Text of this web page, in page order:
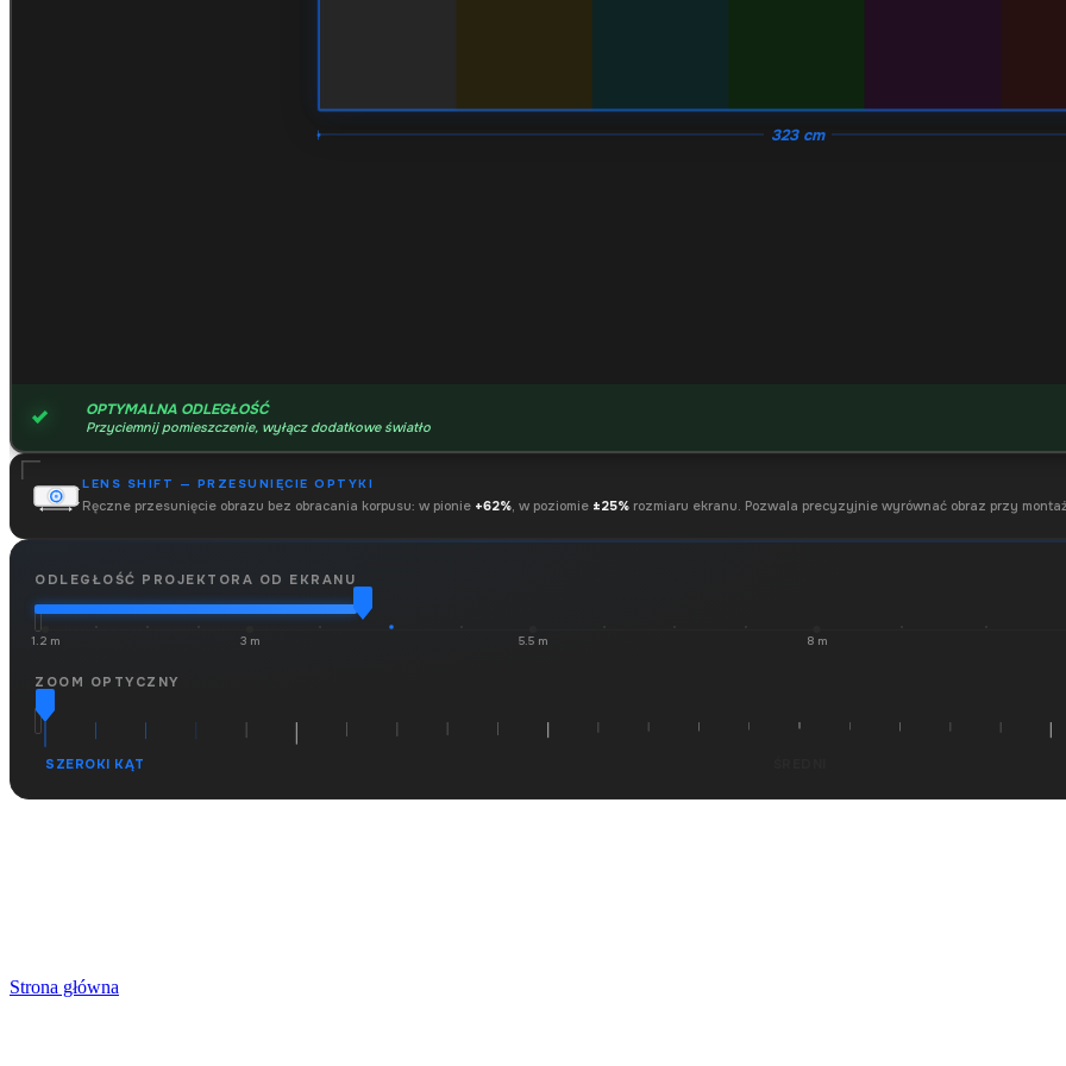
323 cm
OPTYMALNA ODLEGŁOŚĆ
Przyciemnij pomieszczenie, wyłącz dodatkowe światło
LENS SHIFT — PRZESUNIĘCIE OPTYKI
Ręczne przesunięcie obrazu bez obracania korpusu: w pionie +62%, w poziomie ±25% rozmiaru ekranu. Pozwala precyzyjnie wyrównać obraz przy
ODLEGŁOŚĆ PROJEKTORA OD EKRANU
1.2 m 3 m 5.5 m 8 m
ZOOM OPTYCZNY
SZEROKI KĄT
Strona główna